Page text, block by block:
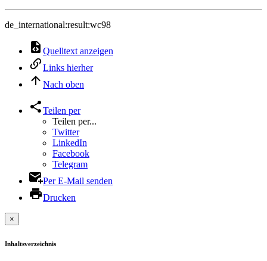
de_international:result:wc98
Quelltext anzeigen
Links hierher
Nach oben
Teilen per
Teilen per...
Twitter
LinkedIn
Facebook
Telegram
Per E-Mail senden
Drucken
×
Inhaltsverzeichnis